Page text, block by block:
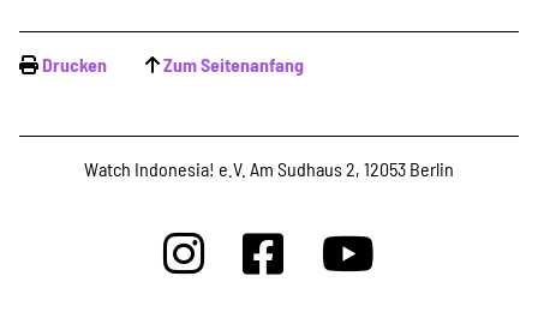
Veranstaltungen
Publikationen
Projekte
Drucken Zum Seitenanfang
Watch Indonesia! e.V. Am Sudhaus 2, 12053 Berlin